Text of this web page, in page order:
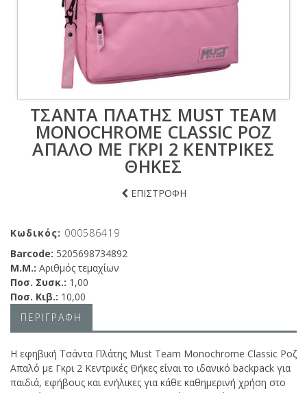
ΤΣΆΝΤΑ ΠΛΆΤΗΣ MUST TEAM
MONOCHROME CLASSIC ΡΟΖ
ΑΠΑΛΌ ΜΕ ΓΚΡΙ 2 ΚΕΝΤΡΙΚΈΣ
ΘΉΚΕΣ
ΕΠΙΣΤΡΟΦΗ
Κωδικός: 000586419
Barcode: 5205698734892
Μ.Μ.: Αριθμός τεμαχίων
Ποσ. Συσκ.: 1,00
Ποσ. Κιβ.: 10,00
ΠΕΡΙΓΡΑΦΗ
Η εφηβική Τσάντα Πλάτης Must Team Monochrome Classic Ροζ
Απαλό με Γκρι 2 Κεντρικές Θήκες είναι το ιδανικό backpack για
παιδιά, εφήβους και ενήλικες για κάθε καθημερινή χρήση στο